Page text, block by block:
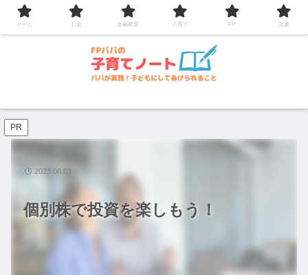
コンテンツへスキップ
PR
個別株で投資を楽しもう！
2023.06.03
ホーム お金 金融教育 子育て FP 読書